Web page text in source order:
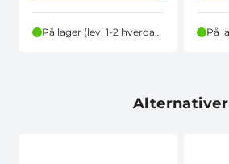
På lager (lev. 1-2 hverdage)
Alternativer